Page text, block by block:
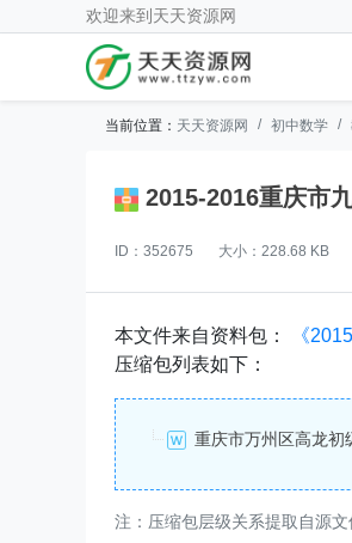
欢迎来到 天天资源网
当前位置： 天天资源网 初中数学
2015-2016重庆市
ID：352675 大小：228.68 KB
本文件来自资料包： 《
压缩包列表如下：
重庆市万州区高龙初
注：压缩包层级关系提取自源